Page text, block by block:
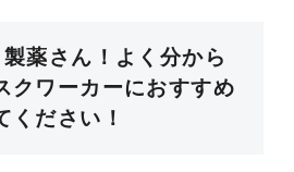
薬さん！よく分から
クワーカーにおすすめ
ください！